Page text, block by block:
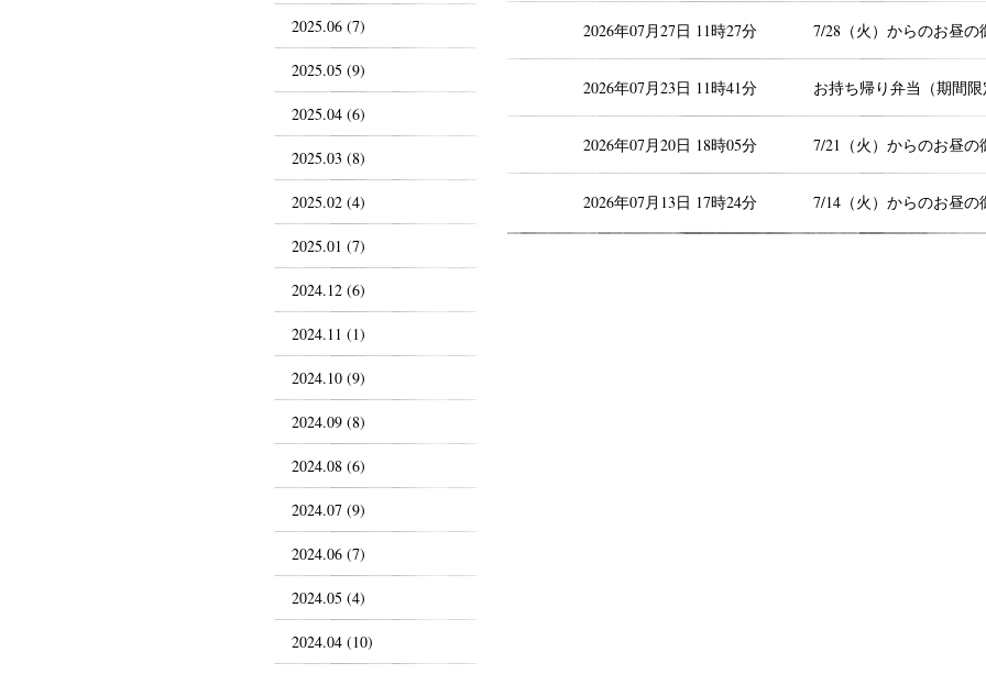
7/28（火）からのお昼の
2026年07月27日 11時27分
お持ち帰り弁当（期間限
2026年07月23日 11時41分
7/21（火）からのお昼の
2026年07月20日 18時05分
7/14（火）からのお昼の
2026年07月13日 17時24分
2025.06 (7)
2025.05 (9)
2025.04 (6)
2025.03 (8)
2025.02 (4)
2025.01 (7)
2024.12 (6)
2024.11 (1)
2024.10 (9)
2024.09 (8)
2024.08 (6)
2024.07 (9)
2024.06 (7)
2024.05 (4)
2024.04 (10)